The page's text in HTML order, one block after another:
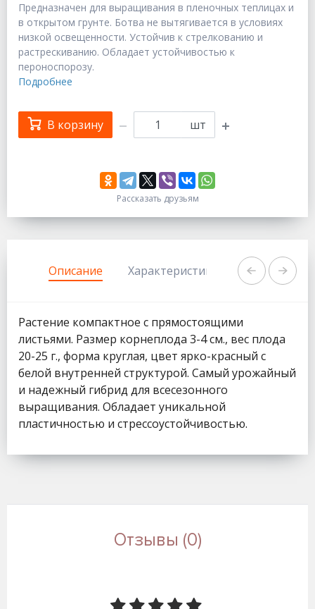
Предназначен для выращивания в пленочных теплицах и
в открытом грунте. Ботва не вытягивается в условиях
низкой освещенности. Устойчив к стрелкованию и
растрескиванию. Обладает устойчивостью к
пероноспорозу.
Подробнее
В корзину шт
Рассказать друзьям
Описание Характеристики Задать
Растение компактное с прямостоящими
листьями. Размер корнеплода 3-4 см., вес плода
20-25 г., форма круглая, цвет ярко-красный с
белой внутренней структурой. Самый урожайный
и надежный гибрид для всесезонного
выращивания. Обладает уникальной
пластичностью и стрессоустойчивостью.
Отзывы (0)